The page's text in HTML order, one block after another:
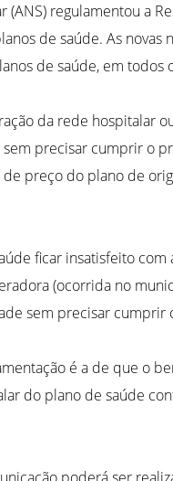
regulamentou a
de saúde. As
de saúde, em todos
da rede
precisar cumprir o
preço do plano de
ficar insatisfeito
(ocorrida no
sem precisar cumprir
é a de que o
do plano de saúde